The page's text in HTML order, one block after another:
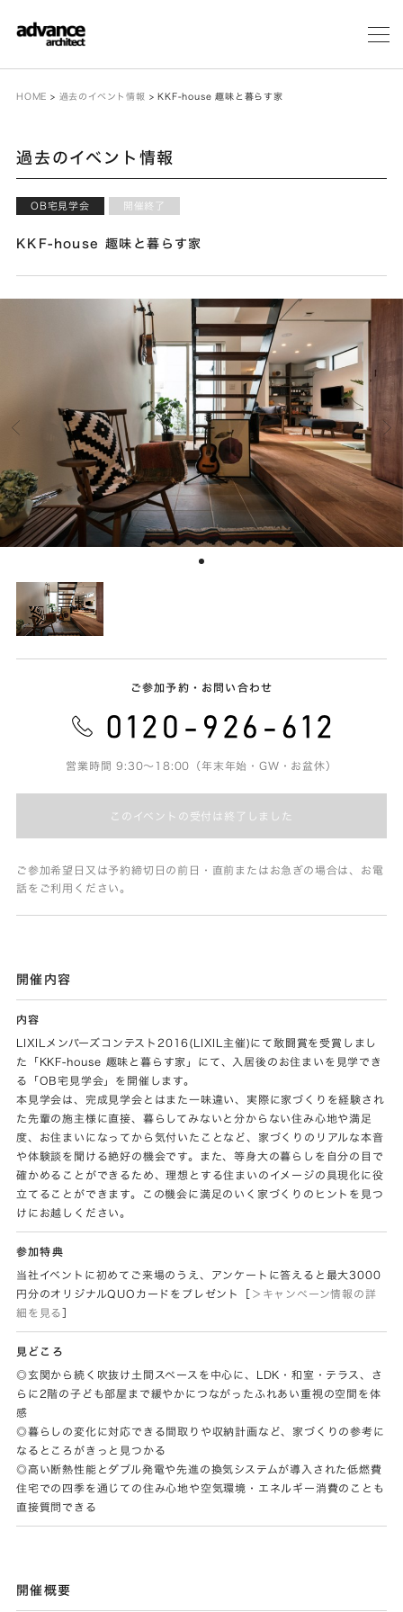
メ
HOME > 過去のイベント情報 > KKF-house 趣味と暮らす家
過去のイベント情報
OB宅見学会 開催終了
KKF-house 趣味と暮らす家
ご参加予約・お問い合わせ
営業時間 9:30～18:00（年末年始・GW・お盆休）
このイベントの受付は終了しました
ご参加希望日又は予約締切日の前日・直前またはお急ぎの場合は、お電
話をご利用ください。
開催内容
内容
LIXILメンバーズコンテスト2016(LIXIL主催)にて敢闘賞を受賞しまし
た「KKF-house 趣味と暮らす家」にて、入居後のお住まいを見学でき
る「OB宅見学会」を開催します。
本見学会は、完成見学会とはまた一味違い、実際に家づくりを経験され
た先輩の施主様に直接、暮らしてみないと分からない住み心地や満足
度、お住まいになってから気付いたことなど、家づくりのリアルな本音
や体験談を聞ける絶好の機会です。また、等身大の暮らしを自分の目で
確かめることができるため、理想とする住まいのイメージの具現化に役
立てることができます。この機会に満足のいく家づくりのヒントを見つ
けにお越しください。
参加特典
当社イベントに初めてご来場のうえ、アンケートに答えると最大3000
円分のオリジナルQUOカードをプレゼント［ ＞キャンペーン情報の詳
細を見る］
見どころ
◎玄関から続く吹抜け土間スペースを中心に、LDK・和室・テラス、さ
らに2階の子ども部屋まで緩やかにつながったふれあい重視の空間を体
感
◎暮らしの変化に対応できる間取りや収納計画など、家づくりの参考に
なるところがきっと見つかる
◎高い断熱性能とダブル発電や先進の換気システムが導入された低燃費
住宅での四季を通じての住み心地や空気環境・エネルギー消費のことも
直接質問できる
開催概要